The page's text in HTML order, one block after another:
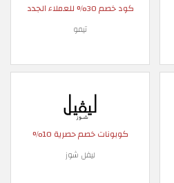
كود خصم 30% للعملاء الجدد
تيمو
كوبونات خصم حصرية 10%
ليفل شوز